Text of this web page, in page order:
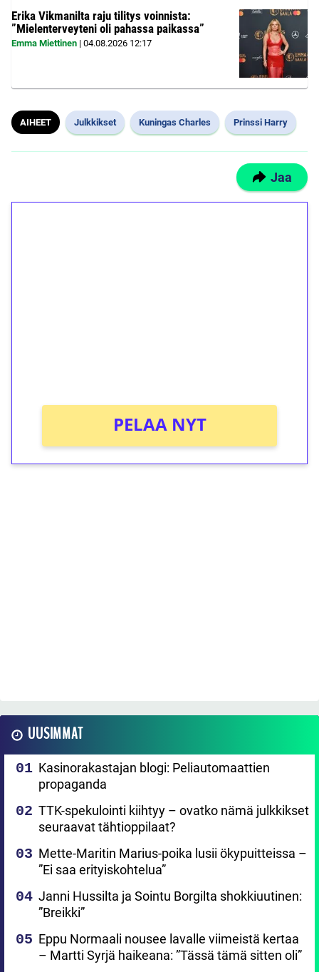
Erika Vikmanilta raju tilitys voinnista:
”Mielenterveyteni oli pahassa paikassa”
Emma Miettinen | 04.08.2026 12:17
AIHEET Julkkikset Kuningas Charles Prinssi Harry
Jaa
PELAA NYT
UUSIMMAT
Kasinorakastajan blogi: Peliautomaattien
propaganda
TTK-spekulointi kiihtyy – ovatko nämä julkkikset
seuraavat tähtioppilaat?
Mette-Maritin Marius-poika lusii ökypuitteissa –
”Ei saa erityiskohtelua”
Janni Hussilta ja Sointu Borgilta shokkiuutinen:
”Breikki”
Eppu Normaali nousee lavalle viimeistä kertaa
– Martti Syrjä haikeana: ”Tässä tämä sitten oli”